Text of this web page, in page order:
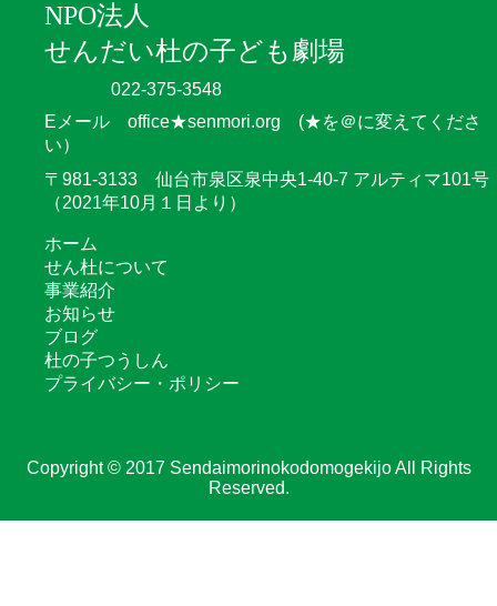
NPO法人
せんだい杜の子ども劇場
022-375-3548
Eメール office★senmori.org (★を＠に変えてくださ
い）
〒981-3133 仙台市泉区泉中央1-40-7 アルティマ101号
（2021年10月１日より）
ホーム
せん杜について
事業紹介
お知らせ
ブログ
杜の子つうしん
プライバシー・ポリシー
Copyright © 2017 Sendaimorinokodomogekijo All Rights
Reserved.